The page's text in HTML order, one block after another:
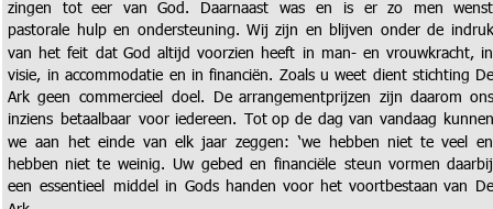
zingen tot eer van God. Daarnaast was en is er zo men
pastorale hulp en ondersteuning. Wij zijn en blijven onder de
van het feit dat God altijd voorzien heeft in man- en vrouwkracht,
visie, in accommodatie en in financiën. Zoals u weet dient stichting
Ark geen commercieel doel. De arrangementprijzen zijn daarom
inziens betaalbaar voor iedereen. Tot op de dag van vandaag
we aan het einde van elk jaar zeggen: ‘we hebben niet te veel
hebben niet te weinig. Uw gebed en financiële steun vormen
een essentieel middel in Gods handen voor het voortbestaan van